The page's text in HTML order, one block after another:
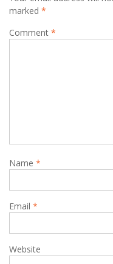
marked *
Comment *
Name *
Email *
Website